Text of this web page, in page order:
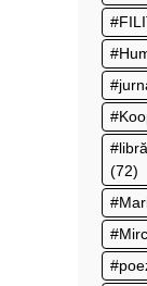
(72)